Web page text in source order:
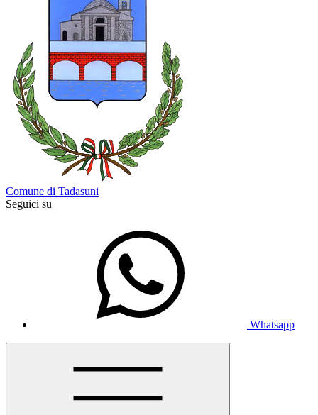
Comune di Tadasuni
Seguici su
Whatsapp